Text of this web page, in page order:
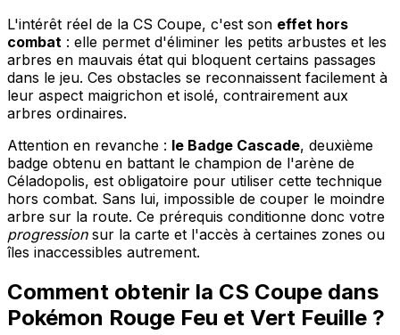
L'intérêt réel de la CS Coupe, c'est son effet hors
combat : elle permet d'éliminer les petits arbustes et les
arbres en mauvais état qui bloquent certains passages
dans le jeu. Ces obstacles se reconnaissent facilement à
leur aspect maigrichon et isolé, contrairement aux
arbres ordinaires.
Attention en revanche : le Badge Cascade, deuxième
badge obtenu en battant le champion de l'arène de
Céladopolis, est obligatoire pour utiliser cette technique
hors combat. Sans lui, impossible de couper le moindre
arbre sur la route. Ce prérequis conditionne donc votre
progressionsur la carte et l'accès à certaines zones ou
îles inaccessibles autrement.
Comment obtenir la CS Coupe dans
Pokémon Rouge Feu et Vert Feuille ?